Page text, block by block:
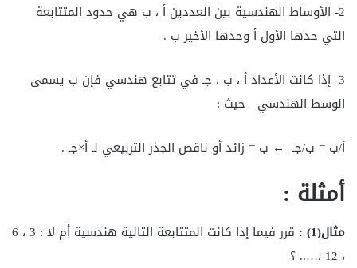
2- الأوساط الهندسية بين العددين أ ، ب هي حدود المتتابعة
التي حدها الأول أ وحدها الأخير ب .
3- إذا كانت الأعداد أ ، ب ، جـ في تتابع هندسي فإن ب يسمى
الوسط الهندسي حيث :
أ/ب = ب/جـ ← ب = زائد أو ناقص الجذر التربيعي لـ أ×جـ .
أمثلة :
مثال(1 ) :
قرر فيما إذا كانت المتتابعة التالية هندسية أم لا : 3 ، 6
، 12 ،….. ؟